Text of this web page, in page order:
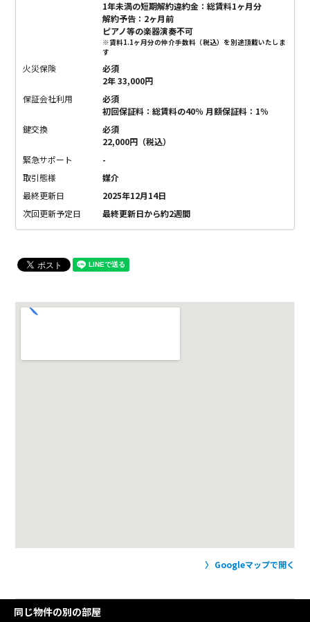
1年未満の短期解約違約金：総賃料1ヶ月分
解約予告：2ヶ月前
ピアノ等の楽器演奏不可
※賃料1.1ヶ月分の仲介手数料（税込）を別途頂戴いたしま
す
火災保険
必須
2年 33,000円
保証会社利用
必須
初回保証料：総賃料の40％ 月額保証料：1％
鍵交換
必須
22,000円（税込）
緊急サポート
-
取引態様
媒介
最終更新日
2025年12月14日
次回更新予定日
最終更新日から約2週間
Googleマップで開く
同じ物件の別の部屋